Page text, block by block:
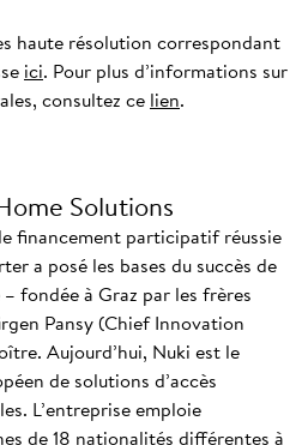
haute résolution correspondant
ici. Pour plus d’informations sur
consultez ce lien.
Solutions
financement participatif réussie
a posé les bases du succès de
fondée à Graz par les frères
Pansy (Chief Innovation
Aujourd’hui, Nuki est le
de solutions d’accès
L’entreprise emploie
de 18 nationalités différentes à